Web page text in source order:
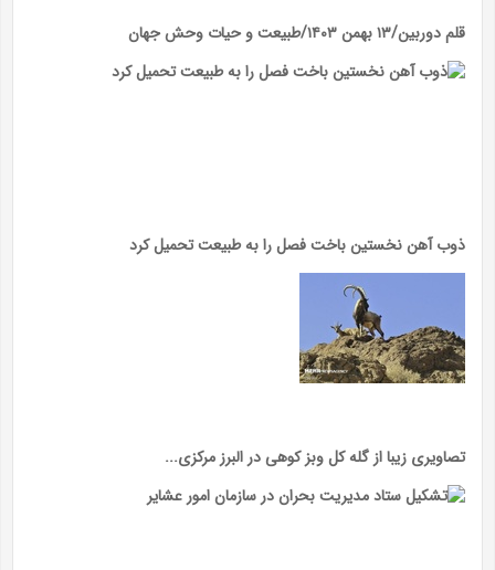
قلم دوربین/۱۳ بهمن ۱۴۰۳/طبیعت و حیات وحش جهان
ذوب آهن نخستین باخت فصل را به طبیعت تحمیل کرد
تصاویری زیبا از گله کل وبز کوهی در البرز مرکزی...